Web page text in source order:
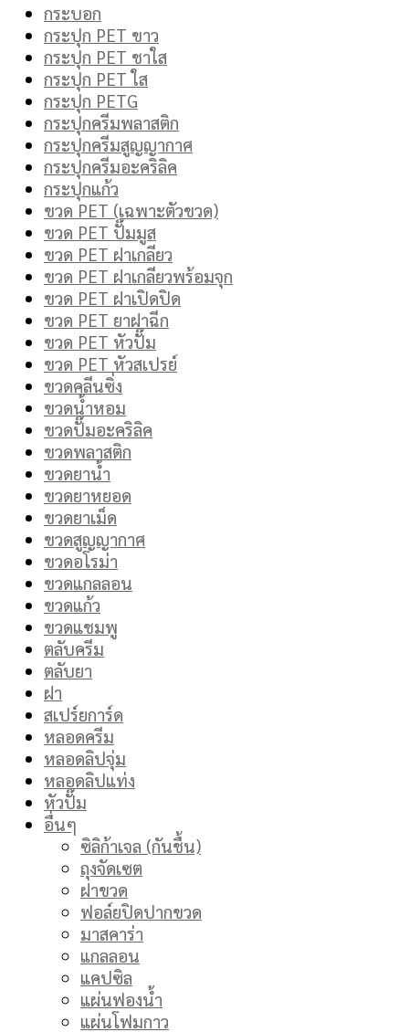
กระบอก
กระปุก PET ขาว
กระปุก PET ชาใส
กระปุก PET ใส
กระปุก PETG
กระปุกครีมพลาสติก
กระปุกครีมสูญญากาศ
กระปุกครีมอะคริลิค
กระปุกแก้ว
ขวด PET (เฉพาะตัวขวด)
ขวด PET ปั๊มมูส
ขวด PET ฝาเกลียว
ขวด PET ฝาเกลียวพร้อมจุก
ขวด PET ฝาเปิดปิด
ขวด PET ยาฝาฉีก
ขวด PET หัวปั๊ม
ขวด PET หัวสเปรย์
ขวดคลีนซิ่ง
ขวดน้ำหอม
ขวดปั๊มอะคริลิค
ขวดพลาสติก
ขวดยาน้ำ
ขวดยาหยอด
ขวดยาเม็ด
ขวดสูญญากาศ
ขวดอโรม่า
ขวดแกลลอน
ขวดแก้ว
ขวดแชมพู
ตลับครีม
ตลับยา
ฝา
สเปร์ยการ์ด
หลอดครีม
หลอดลิปจุ่ม
หลอดลิปแท่ง
หัวปั๊ม
อื่นๆ
ซิลิก้าเจล (กันชื้น)
ถุงจัดเซต
ฝาขวด
ฟอล์ยปิดปากขวด
มาสคาร่า
แกลลอน
แคปซิล
แผ่นฟองน้ำ
แผ่นโฟมกาว